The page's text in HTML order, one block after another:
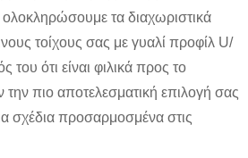
τα διαχωριστικά
τοίχους σας με γυαλί προφίλ U/
του ότι είναι φιλικά προς το
πιο αποτελεσματική επιλογή σας
σχέδια προσαρμοσμένα στις